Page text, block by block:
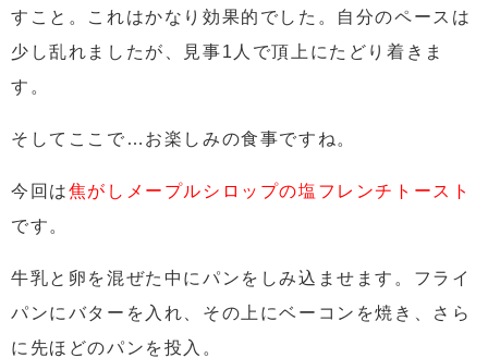
すこと。これはかなり効果的でした。自分のペースは
少し乱れましたが、見事1人で頂上にたどり着きま
す。
そしてここで…お楽しみの食事ですね。
今回は焦がしメープルシロップの塩フレンチトースト
です。
牛乳と卵を混ぜた中にパンをしみ込ませます。 フライ
パンにバターを入れ、その上にベーコンを焼き、さら
に先ほどのパンを投入。